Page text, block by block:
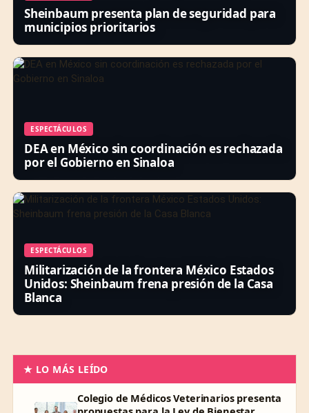
Sheinbaum presenta plan de seguridad para
municipios prioritarios
ESPECTÁCULOS
DEA en México sin coordinación es rechazada
por el Gobierno en Sinaloa
ESPECTÁCULOS
Militarización de la frontera México Estados
Unidos: Sheinbaum frena presión de la Casa
Blanca
★ LO MÁS LEÍDO
Colegio de Médicos Veterinarios presenta